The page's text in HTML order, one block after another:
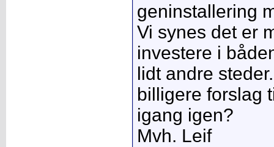
geninstallering
Vi synes det er
investere i
lidt andre
billigere forslag
igang igen?
Mvh. Leif